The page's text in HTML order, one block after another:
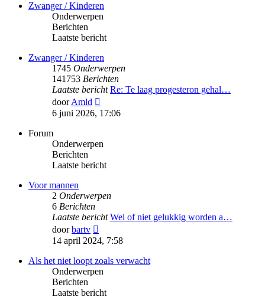
Zwanger / Kinderen
Onderwerpen
Berichten
Laatste bericht
Zwanger / Kinderen
1745 Onderwerpen
141753 Berichten
Laatste bericht Re: Te laag progesteron gehal…
doorAmld
laatste
6 juni 2026, 17:06
Forum
Onderwerpen
Berichten
Laatste bericht
Voor mannen
2 Onderwerpen
6 Berichten
Laatste bericht Wel of niet gelukkig worden a…
doorbartv
laatste
bericht
14 april 2024, 7:58
Als het niet loopt zoals verwacht
Onderwerpen
Berichten
Laatste bericht